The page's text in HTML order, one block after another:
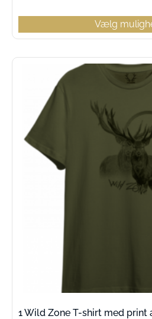
Vælg
1 Wild Zone T-shirt med print